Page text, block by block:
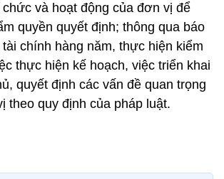
và hoạt động của đơn vị để
quyền quyết định; thông qua báo
chính hàng năm, thực hiện kiểm
thực hiện kế hoạch, việc triển khai
quyết định các vấn đề quan trọng
theo quy định của pháp luật.